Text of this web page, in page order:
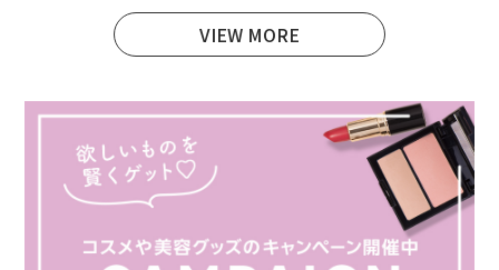
VIEW MORE